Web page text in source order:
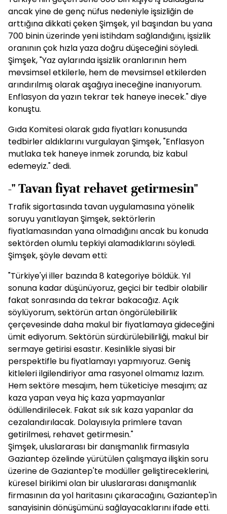
ancak yine de genç nüfus nedeniyle işsizliğin de
arttığına dikkati çeken Şimşek, yıl başından bu yana
700 binin üzerinde yeni istihdam sağlandığını, işsizlik
oranının çok hızla yaza doğru düşeceğini söyledi.
Şimşek, "Yaz aylarında işsizlik oranlarının hem
mevsimsel etkilerle, hem de mevsimsel etkilerden
arındırılmış olarak aşağıya ineceğine inanıyorum.
Enflasyon da yazın tekrar tek haneye inecek." diye
konuştu.
Gıda Komitesi olarak gıda fiyatları konusunda
tedbirler aldıklarını vurgulayan Şimşek, "Enflasyon
mutlaka tek haneye inmek zorunda, biz kabul
edemeyiz." dedi.
-" Tavan fiyat rehavet getirmesin"
Trafik sigortasında tavan uygulamasına yönelik
soruyu yanıtlayan Şimşek, sektörlerin
fiyatlamasından yana olmadığını ancak bu konuda
sektörden olumlu tepkiyi alamadıklarını söyledi.
Şimşek, şöyle devam etti:
"Türkiye'yi iller bazında 8 kategoriye böldük. Yıl
sonuna kadar düşünüyoruz, geçici bir tedbir olabilir
fakat sonrasında da tekrar bakacağız. Açık
söylüyorum, sektörün artan öngörülebilirlik
çerçevesinde daha makul bir fiyatlamaya gideceğini
ümit ediyorum. Sektörün sürdürülebilirliği, makul bir
sermaye getirisi esastır. Kesinlikle siyasi bir
perspektifle bu fiyatlamayı yapmıyoruz. Geniş
kitleleri ilgilendiriyor ama rasyonel olmamız lazım.
Hem sektöre mesajım, hem tüketiciye mesajım; az
kaza yapan veya hiç kaza yapmayanlar
ödüllendirilecek. Fakat sık sık kaza yapanlar da
cezalandırılacak. Dolayısıyla primlere tavan
getirilmesi, rehavet getirmesin."
Şimşek, uluslararası bir danışmanlık firmasıyla
Gaziantep özelinde yürütülen çalışmaya ilişkin soru
üzerine de Gaziantep'te modüller geliştireceklerini,
küresel birikimi olan bir uluslararası danışmanlık
firmasının da yol haritasını çıkaracağını, Gaziantep'in
sanayisinin dönüşümünü sağlayacaklarını ifade etti.